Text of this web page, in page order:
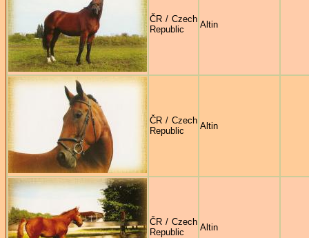
ČR / Czech
Republic
Altin
ČR / Czech
Republic
Altin
ČR / Czech
Republic
Altin